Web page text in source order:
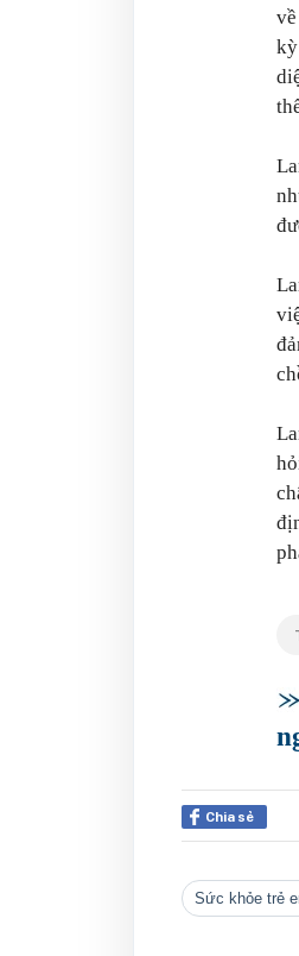
Chia sẻ
sức khỏe trẻ